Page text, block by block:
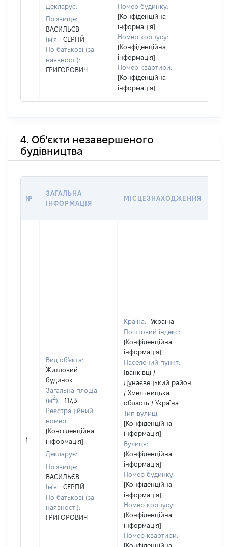
Декларує:
Прізвище:
ВАСИЛЬЄВ
Ім'я:
СЕРГІЙ
По батькові (за
наявності):
ГРИГОРОВИЧ
Номер будинку:
[Конфіденційна
інформація]
Номер корпусу:
[Конфіденційна
інформація]
Номер квартири:
[Конфіденційна
інформація]
4. Об'єкти незавершеного
будівництва
№
ЗАГАЛЬНА
ІНФОРМАЦІЯ
МІСЦЕЗНАХОДЖЕННЯ
1
Вид об'єкта:
Житловий
будинок
Загальна площа
(м2):
117,3
Реєстраційний
номер:
[Конфіденційна
інформація]
Декларує:
Прізвище:
ВАСИЛЬЄВ
Ім'я:
СЕРГІЙ
По батькові (за
наявності):
ГРИГОРОВИЧ
Країна:
Україна
Поштовий індекс:
[Конфіденційна
інформація]
Населений пункт:
Іванківці /
Дунаєвецький район
/ Хмельницька
область / Україна
Тип вулиці:
[Конфіденційна
інформація]
Вулиця:
[Конфіденційна
інформація]
Номер будинку:
[Конфіденційна
інформація]
Номер корпусу:
[Конфіденційна
інформація]
Номер квартири:
[Конфіденційна